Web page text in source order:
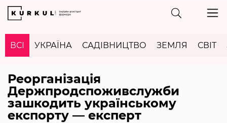
ВСІ УКРАЇНА САДІВНИЦТВО ЗЕМЛЯ СВІТ
Реорганізація
Держпродспоживслужби
зашкодить українському
експорту — експерт